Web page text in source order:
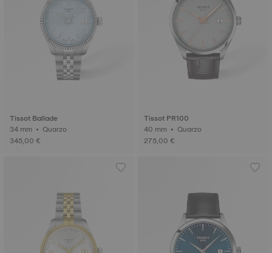
Tissot Ballade
34 mm • Quarzo
345,00 €
Tissot PR100
40 mm • Quarzo
275,00 €